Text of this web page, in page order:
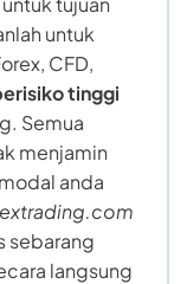
untuk
CFD,
tinggi
Semua
menjamin
anda
sebarang
langsung